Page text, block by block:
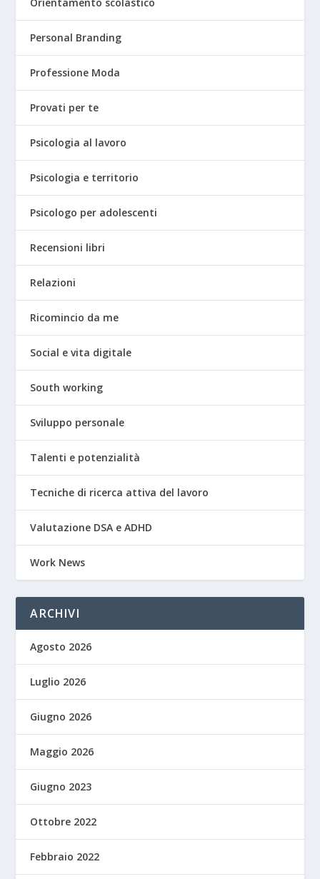
Orientamento scolastico
Personal Branding
Professione Moda
Provati per te
Psicologia al lavoro
Psicologia e territorio
Psicologo per adolescenti
Recensioni libri
Relazioni
Ricomincio da me
Social e vita digitale
South working
Sviluppo personale
Talenti e potenzialità
Tecniche di ricerca attiva del lavoro
Valutazione DSA e ADHD
Work News
ARCHIVI
Agosto 2026
Luglio 2026
Giugno 2026
Maggio 2026
Giugno 2023
Ottobre 2022
Febbraio 2022